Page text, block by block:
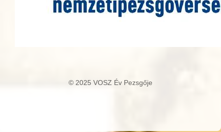
© 2025 VOSZ Év Pezsgője